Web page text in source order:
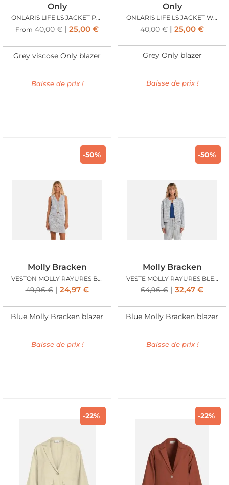
Only
ONLARIS LIFE LS JACKET PUMICE STONE
From 40,00€ 25,00 €
Grey viscose Only blazer
Baisse de prix !
Only
ONLARIS LIFE LS JACKET WVN TAUPE GREY
40,00€ 25,00 €
Grey Only blazer
Baisse de prix !
-50%
Molly Bracken
VESTON MOLLY RAYURES BLEUES
49,96€ 24,97 €
Blue Molly Bracken blazer
Baisse de prix !
-50%
Molly Bracken
VESTE MOLLY RAYURES BLEUES
64,96€ 32,47 €
Blue Molly Bracken blazer
Baisse de prix !
-22% -22%